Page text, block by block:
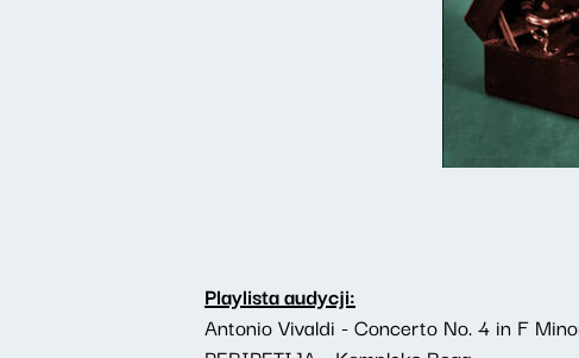
Playlista audycji:
Antonio Vivaldi - Concerto No. 4 in F